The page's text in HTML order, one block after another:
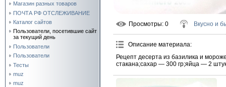
Магазин разных товаров
ПОЧТА РФ ОТСЛЕЖИВАНИЕ
Каталог сайтов
Пользователи, посетившие сайт
за текущий день
Пользователи
Пользователи
Тесты
muz
muz
Просмотры: 0 Вкусно и
Описание материала:
Рецепт десерта из базилика и
стакана;сахар — 300 гр;яйца — 2